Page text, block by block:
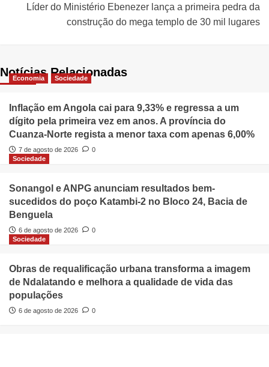
Líder do Ministério Ebenezer lança a primeira pedra da
construção do mega templo de 30 mil lugares
Notícias Relacionadas
Economia Sociedade
Inflação em Angola cai para 9,33% e regressa a um
dígito pela primeira vez em anos. A província do
Cuanza-Norte regista a menor taxa com apenas 6,00%
7 de agosto de 2026
0
Sociedade
Sonangol e ANPG anunciam resultados bem-
sucedidos do poço Katambi-2 no Bloco 24, Bacia de
Benguela
6 de agosto de 2026
0
Sociedade
Obras de requalificação urbana transforma a imagem
de Ndalatando e melhora a qualidade de vida das
populações
6 de agosto de 2026 0